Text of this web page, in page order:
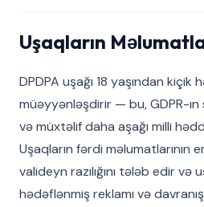
Uşaqların
DPDPA uşağı 18 yaşından kiçik
müəyyənləşdirir — bu, GDPR-
və müxtəlif daha aşağı milli
Uşaqların fərdi məlumatlarının
valideyn razılığını tələb edir və
hədəflənmiş reklamı və